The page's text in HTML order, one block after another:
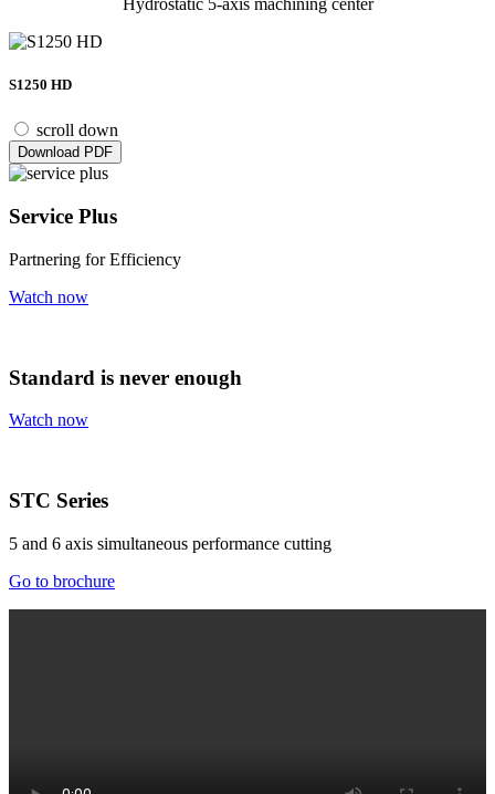
Hydrostatic 5-axis machining center
S1250 HD
scroll down
Download PDF
Service Plus
Partnering for Efficiency
Watch now
Standard is never enough
Watch now
STC Series
5 and 6 axis simultaneous performance cutting
Go to brochure